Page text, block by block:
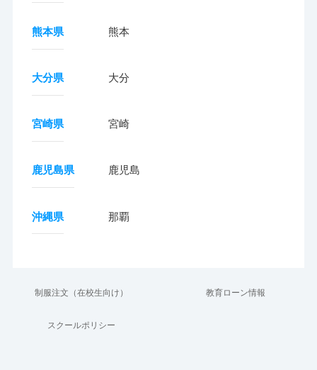
熊本県 熊本
大分県 大分
宮崎県 宮崎
鹿児島県 鹿児島
沖縄県 那覇
制服注文（在校生向け） 教育ローン情報
スクールポリシー